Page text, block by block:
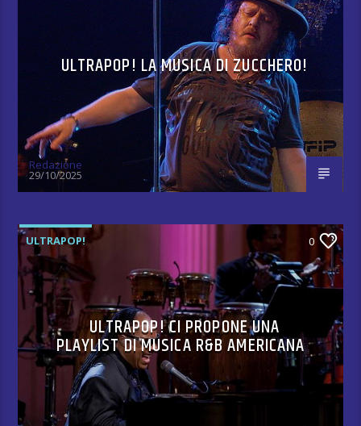
ULTRAPOP! LA MUSICA DI ZUCCHERO!
Redazione
29/10/2025
ULTRAPOP! 0
ULTRAPOP! CI PROPONE UNA
PLAYLIST DI MUSICA R&B AMERICANA